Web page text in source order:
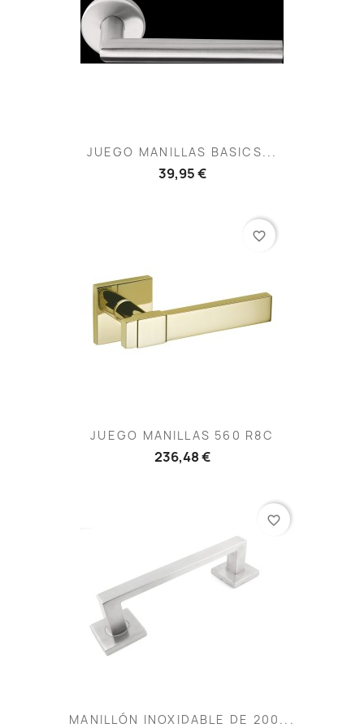
JUEGO MANILLAS BASICS...
39,95 €
JUEGO MANILLAS 560 R8C
236,48 €
favorite_border
MANILLÓN INOXIDABLE DE 200...
favorite_border